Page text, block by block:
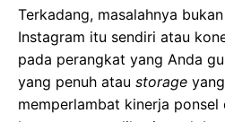
Terkadang, masalahnya
Instagram itu sendiri atau
pada perangkat yang Anda
yang penuh atau storage
memperlambat kinerja ponsel